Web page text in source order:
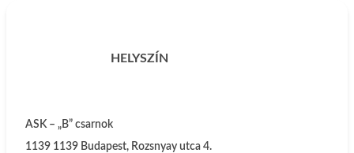
HELYSZÍN
ASK – „B” csarnok
1139 1139 Budapest, Rozsnyay utca 4.